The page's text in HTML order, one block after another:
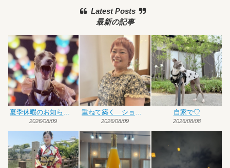
Latest Posts
最新の記事
夏季休暇のお知らせです
2026/08/09
重ねて築く ショート×ハイトーンカラー
2026/08/09
自家で♡
2026/08/08